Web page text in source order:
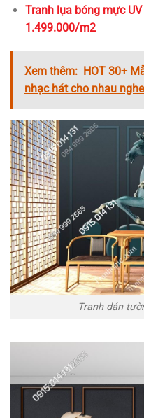
Tranh lụa bóng mực
1.499.000/m2
Xem thêm: HOT 30+
nhạc hát cho nhau
Tranh dán